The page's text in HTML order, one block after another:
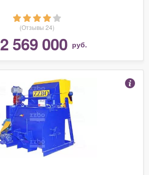
(Отзывы 24)
2 569 000 руб.